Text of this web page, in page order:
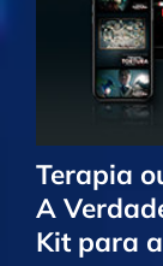
Terapia
A
Kit para